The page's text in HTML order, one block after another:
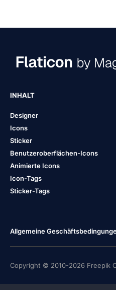
INHALT
Designer
Icons
Sticker
Benutzeroberflächen-Icons
Animierte Icons
Icon-Tags
Sticker-Tags
Allgemeine
Copyright © 2010-2026 Freepik